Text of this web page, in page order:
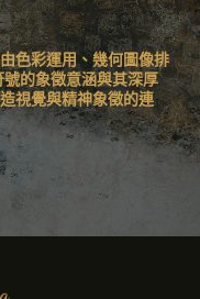
色彩運用、幾何圖像排
的象徵意涵與其深厚
視覺與精神象徵的連